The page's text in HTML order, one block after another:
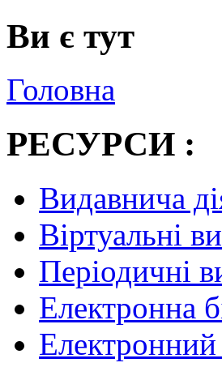
Ви є тут
Головна
РЕСУРСИ :
Видавнича
Віртуальні
Періодичні
Електронна
Електронний